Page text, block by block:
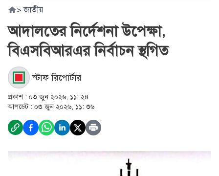
> জাতীয়
আদালতের নির্দেশনা উপেক্ষা,
বিএসবিআরএর নির্বাচন স্থগিত
স্টাফ রিপোর্টার
প্রকাশ : ০৩ জুন ২০২৬, ১১: ২৪
আপডেট : ০৩ জুন ২০২৬, ১১: ৩৬